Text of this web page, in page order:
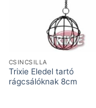
CSINCSILLA
Trixie Eledel tartó
rágcsálóknak 8cm